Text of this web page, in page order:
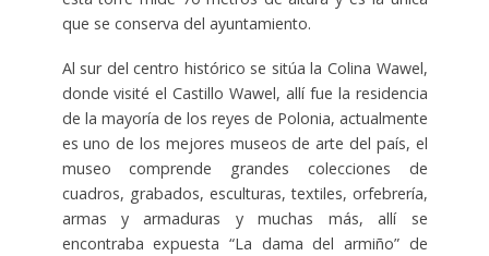
que se conserva del ayuntamiento.
Al sur del centro histórico se sitúa la Colina Wawel,
donde visité el Castillo Wawel, allí fue la residencia
de la mayoría de los reyes de Polonia, actualmente
es uno de los mejores museos de arte del país, el
museo comprende grandes colecciones de
cuadros, grabados, esculturas, textiles, orfebrería,
armas y armaduras y muchas más, allí se
encontraba expuesta “La dama del armiño” de